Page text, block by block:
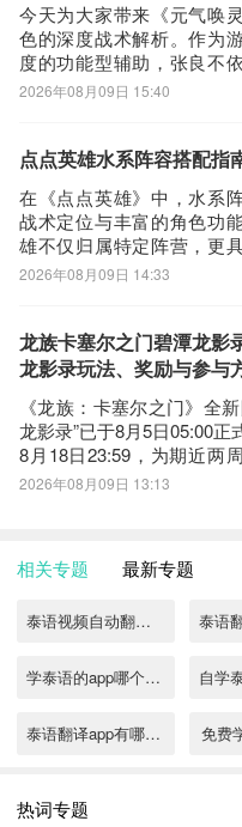
今天为大家带来《元气唤
色的深度战术解析。作为
度的功能型辅助，张良不
出，也不承担传统治疗核
防御加成与群体回血效果
能，实现精
2026年08月09日 15:40
点点英雄水系阵容搭配指
在《点点英雄》中，水系
战术定位与丰富的角色功
雄不仅归属特定阵营，更
价值——既能承担群体输出
解各角色的核心机制，并
+控制链路+生存韧性+破防
2026年08月09日 14:33
龙族卡塞尔之门碧潭龙影
龙影录玩法、奖励与参与
《龙族：卡塞尔之门》全
龙影录”已于8月5日05:00正
8月18日23:59，为期近两
充裕的参与窗口。本次活
典型水乡元素，整体风格清
2026年08月09日 13:13
相关专题 最新专题
泰语视频自动翻译软件有哪些
学泰语的app哪个最好免费
泰语翻译app有哪些2022 免费
热词专题